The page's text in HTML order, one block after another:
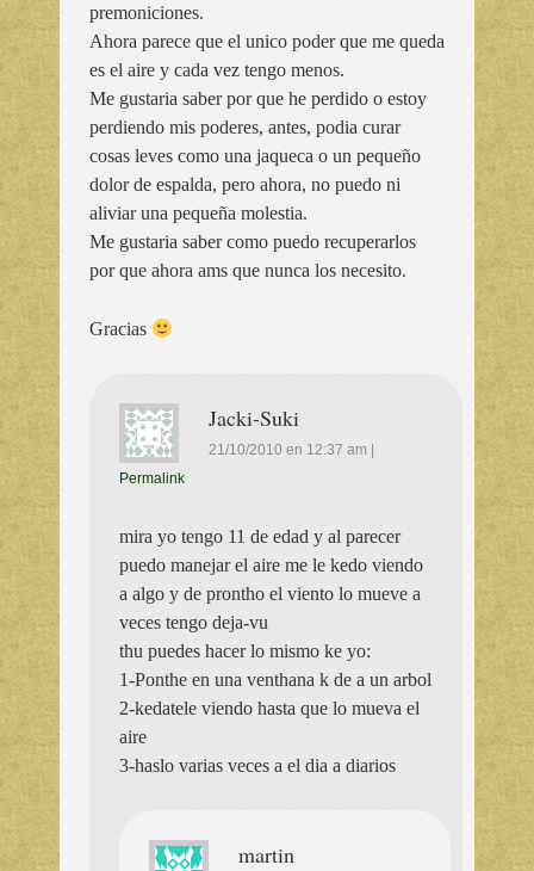
premoniciones.
Ahora parece que el unico poder que me queda
es el aire y cada vez tengo menos.
Me gustaria saber por que he perdido o estoy
perdiendo mis poderes, antes, podia curar
cosas leves como una jaqueca o un pequeño
dolor de espalda, pero ahora, no puedo ni
aliviar una pequeña molestia.
Me gustaria saber como puedo recuperarlos
por que ahora ams que nunca los necesito.
Gracias
Jacki-Suki
21/10/2010 en 12:37 am
Permalink
mira yo tengo 11 de edad y al parecer
puedo manejar el aire me le kedo viendo
a algo y de prontho el viento lo mueve a
veces tengo deja-vu
thu puedes hacer lo mismo ke yo:
1-Ponthe en una venthana k de a un arbol
2-kedatele viendo hasta que lo mueva el
aire
3-haslo varias veces a el dia a diarios
martin